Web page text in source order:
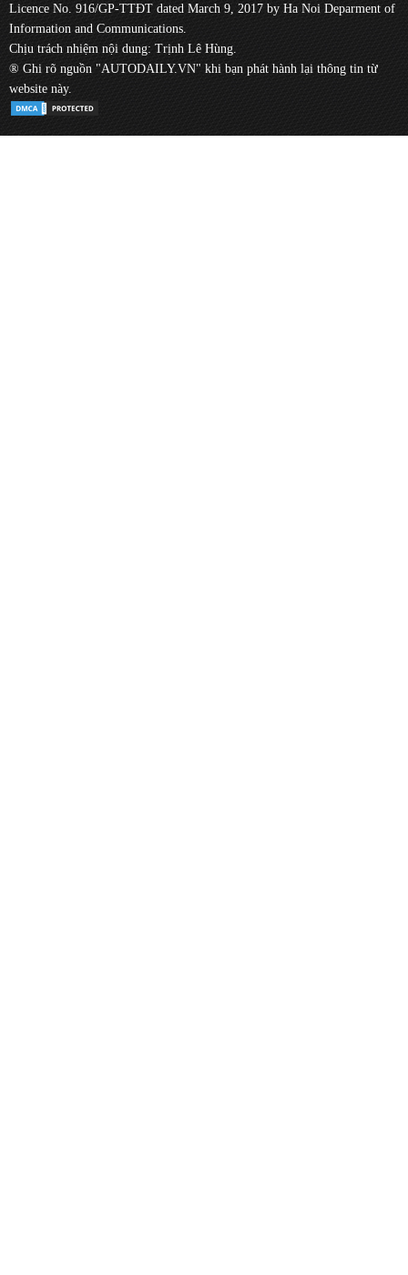
Licence No. 916/GP-TTĐT dated March 9, 2017 by Ha Noi Deparment of
Information and Communications.
Chịu trách nhiệm nội dung: Trịnh Lê Hùng.
® Ghi rõ nguồn "AUTODAILY.VN" khi bạn phát hành lại thông tin từ
website này.